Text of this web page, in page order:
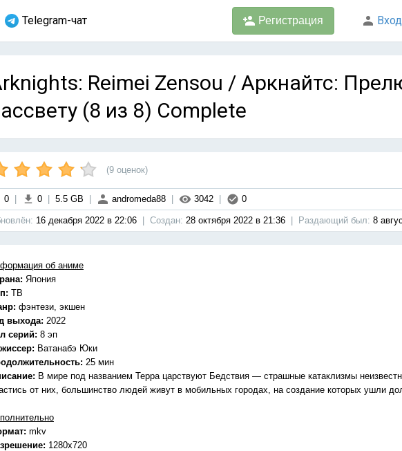
Telegram-чат Регистрация Вход
Reimei Zensou / Аркнайтс:
(8 из 8) Complete
(9 оценок)
0 0 5.5 GB andromeda88 3042 0
16 декабря 2022 в 22:06 Cоздан: 28 октября 2022 в 21:36 Раздающий был: 8
об аниме
Япония
ТВ
фэнтези, экшен
выхода: 2022
серий: 8 эп
Ватанабэ Юки
25 мин
В мире под названием Терра царствуют Бедствия — страшные катаклизмы
от них, большинство людей живут в мобильных городах, на создание которых ушли
mkv
1280x720